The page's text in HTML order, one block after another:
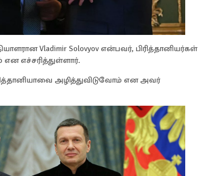
Vladimir Solovyov என்பவர், பிரித்தானியர்கள்
எச்சரித்துள்ளார்.
அழித்துவிடுவோம் என அவர்